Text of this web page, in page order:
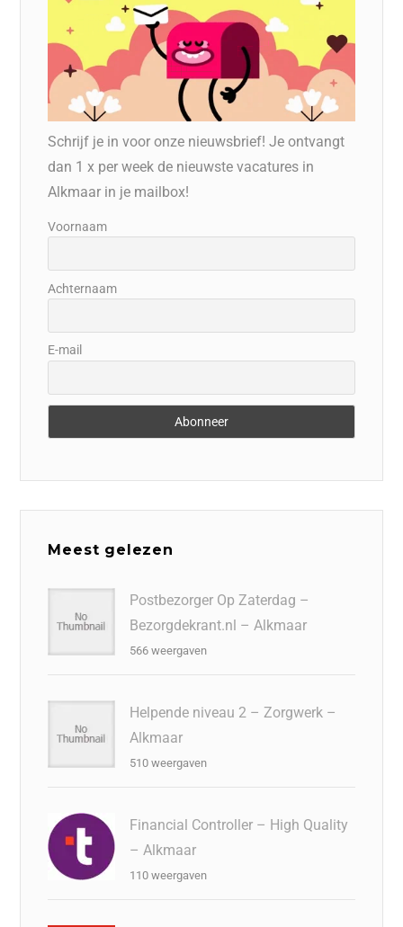
Schrijf je in voor onze nieuwsbrief! Je ontvangt
dan 1 x per week de nieuwste vacatures in
Alkmaar in je mailbox!
Voornaam
Achternaam
E-mail
Meest gelezen
Postbezorger Op Zaterdag –
Bezorgdekrant.nl – Alkmaar
566 weergaven
Helpende niveau 2 – Zorgwerk –
Alkmaar
510 weergaven
Financial Controller – High Quality
– Alkmaar
110 weergaven